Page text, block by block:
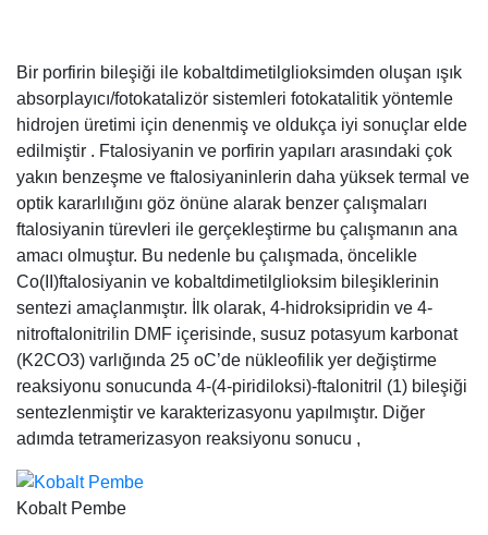
Bir porfirin bileşiği ile kobaltdimetilglioksimden oluşan ışık
absorplayıcı/fotokatalizör sistemleri fotokatalitik yöntemle
hidrojen üretimi için denenmiş ve oldukça iyi sonuçlar elde
edilmiştir . Ftalosiyanin ve porfirin yapıları arasındaki çok
yakın benzeşme ve ftalosiyaninlerin daha yüksek termal ve
optik kararlılığını göz önüne alarak benzer çalışmaları
ftalosiyanin türevleri ile gerçekleştirme bu çalışmanın ana
amacı olmuştur. Bu nedenle bu çalışmada, öncelikle
Co(II)ftalosiyanin ve kobaltdimetilglioksim bileşiklerinin
sentezi amaçlanmıştır. İlk olarak, 4-hidroksipridin ve 4-
nitroftalonitrilin DMF içerisinde, susuz potasyum karbonat
(K2CO3) varlığında 25 oC’de nükleofilik yer değiştirme
reaksiyonu sonucunda 4-(4-piridiloksi)-ftalonitril (1) bileşiği
sentezlenmiştir ve karakterizasyonu yapılmıştır. Diğer
adımda tetramerizasyon reaksiyonu sonucu ,
Kobalt Pembe